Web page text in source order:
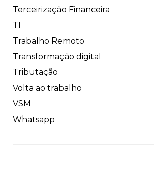
Terceirização Financeira
TI
Trabalho Remoto
Transformação digital
Tributação
Volta ao trabalho
VSM
Whatsapp